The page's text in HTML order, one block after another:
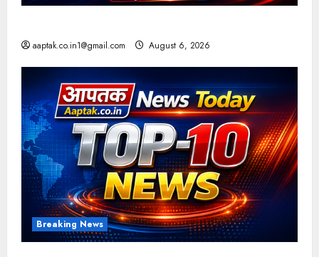
aaptak.co.in1@gmail.com August 6, 2026
Breaking News